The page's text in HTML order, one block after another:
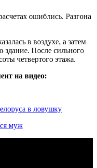
ошиблись. Разгона
в воздухе, а затем
здание. После сильного
четвертого этажа.
на видео:
в ловушку
муж